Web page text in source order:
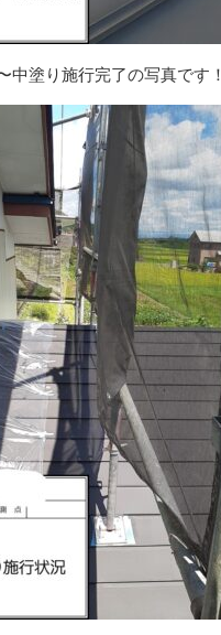
中塗り施行完了の写真です！